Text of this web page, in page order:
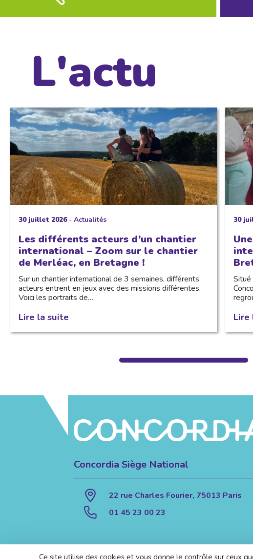
L'actu
30 juillet 2026- Actualités
Les différents acteurs d’un chantier
international – Zoom sur le chantier
de Merléac, en Bretagne !
Sur un chantier international de 3 semaines, différents
acteurs entrent en jeux avec des missions différentes.
Voici les portraits de…
Lire la suite
30
Situé
Lire
Concordia Siège National
22 rue Charles Fourier, 75013 Paris
01 45 23 00 23
Ce site utilise des cookies et vous donne le contrôle sur ceux